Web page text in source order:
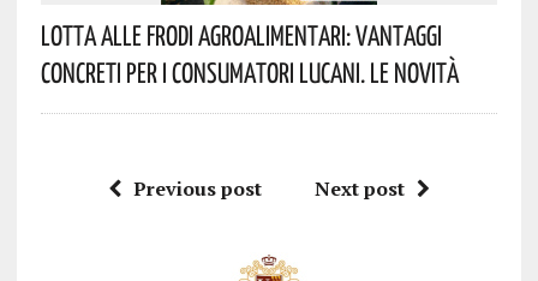
Lotta Alle Frodi Agroalimentari: Vantaggi
Concreti Per I Consumatori Lucani. Le Novità
Previous post Next post